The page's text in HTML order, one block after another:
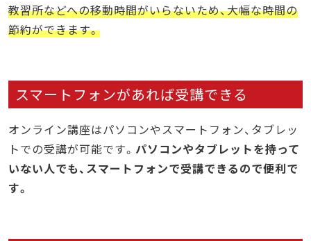
教習所などへの移動時間がいらないため、大幅な時間の
節約ができます。
スマートフォンがあれば受講できる
オンライン講座はパソコンやスマートフォン、タブレッ
トでの受講が可能です。 パソコンやタブレットを持って
いない人でも、スマートフォンで受講できるので便利で
す。